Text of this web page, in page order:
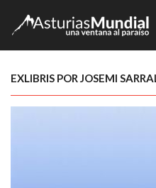
EXLIBRIS POR JOSEMI